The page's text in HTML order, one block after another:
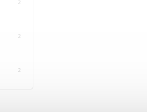
2
2
2